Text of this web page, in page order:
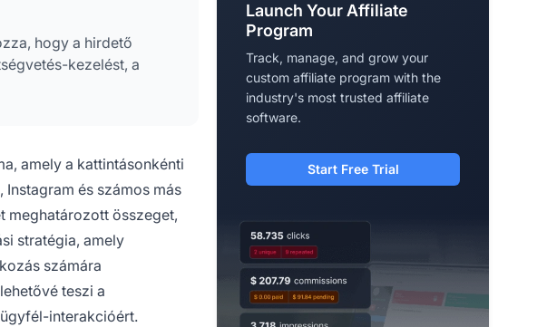
hogy a hirdető
kezelést, a
amely a kattintásonkénti
Instagram és számos más
meghatározott összeget,
stratégia, amely
számára
teszi a
interakcióért.
Launch Your Affiliate
Program
Track, manage, and grow your
custom affiliate program with the
industry's most trusted affiliate
software.
Start Free Trial